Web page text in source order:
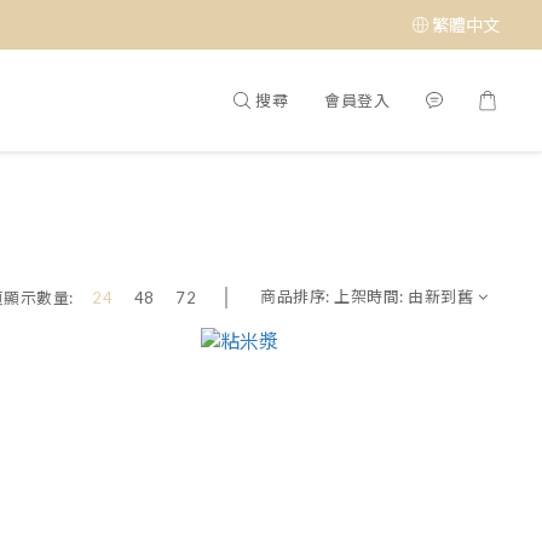
繁體中文
搜尋 會員登入
示數量: 24 48 72 商品排序: 上架時間: 由新到舊